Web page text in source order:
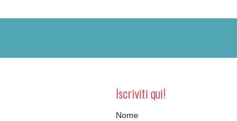
Iscriviti qui!
Nome